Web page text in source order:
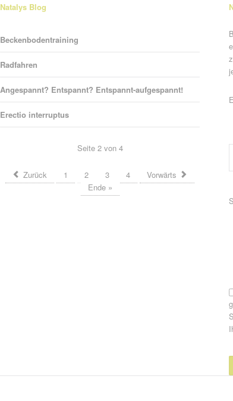
Natalys Blog
Beckenbodentraining
Radfahren
Angespannt? Entspannt? Entspannt-aufgespannt!
Erectio interruptus
Seite 2 von 4
Zurück 1 2 3 4
Vorwärts
Ende »